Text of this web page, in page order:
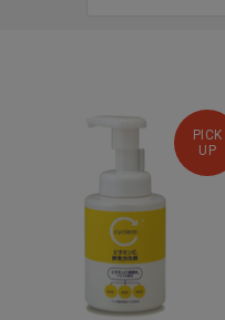
PICK
UP